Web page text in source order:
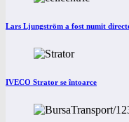
Lars Ljungström a fost numit
IVECO Strator se întoarce